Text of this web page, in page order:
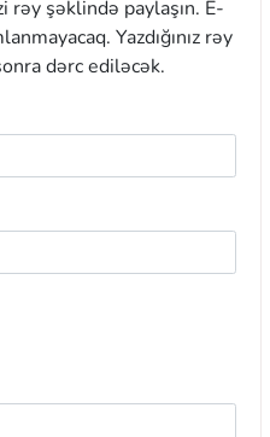
rəy şəklində paylaşın. E-
Yazdığınız rəy
dərc ediləcək.